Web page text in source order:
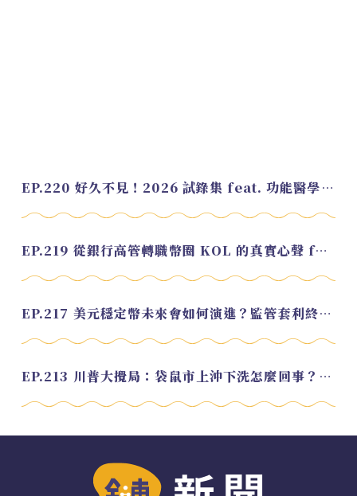
EP.220 好久不見！2026 試錄集 feat. 功能醫學營養師 美寶
EP.219 從銀行高管轉職幣圈 KOL 的真實心聲 feat.龜大
EP.217 美元穩定幣未來會如何演進？監管套利終將收斂？feat. 研究員 余哲安
EP.213 川普大攪局：袋鼠市上沖下洗怎麼回事？feat. Alvin